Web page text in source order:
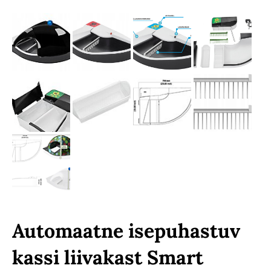
Automaatne isepuhastuv
kassi liivakast Smart